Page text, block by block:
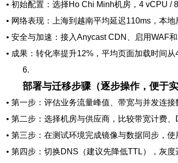
• 初始配置：选择Ho Chi Minh机房，4 vCPU /
• 网络表现：上海到越南平均延迟110ms，本
• 安全与加速：接入Anycast CDN、启用WAF
• 成果：转化率提升12%，平均页面加载时间
6.
部署与迁移步骤（逐步操作，便于实
• 第一步：评估业务流量峰值、带宽与并发连接
• 第二步：选择机房与供应商，比较带宽计费
• 第三步：在测试环境完成镜像与数据同步，使
• 第四步：切换DNS（建议先降低TTL），灰度